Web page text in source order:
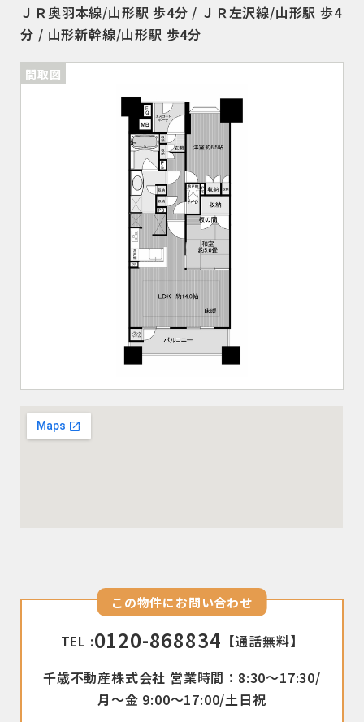
ＪＲ奥羽本線/山形駅 歩4分 / ＪＲ左沢線/山形駅 歩4
分 / 山形新幹線/山形駅 歩4分
間取図
この物件にお問い合わせ
TEL :0120-868834 【通話無料】
千歳不動産株式会社 営業時間：8:30〜17:30/
月〜金 9:00〜17:00/土日祝